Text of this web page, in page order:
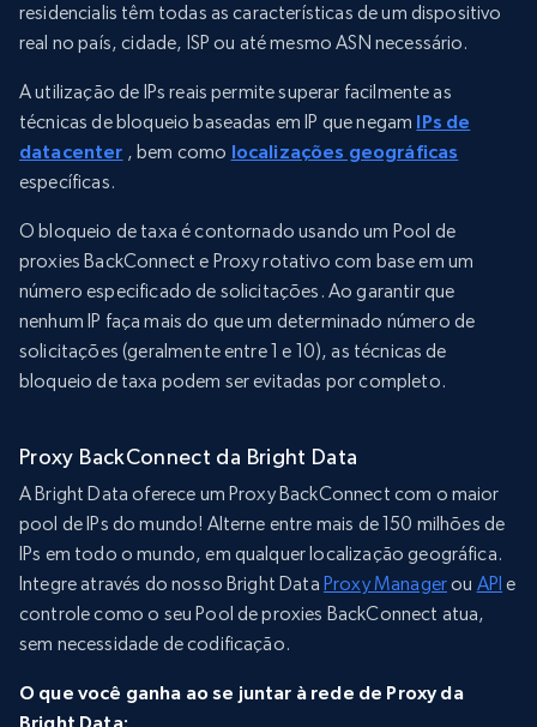
residencialis têm todas as características de um dispositivo
real no país, cidade, ISP ou até mesmo ASN necessário.
A utilização de IPs reais permite superar facilmente as
técnicas de bloqueio baseadas em IP que negam IPs de
datacenter , bem como localizações geográficas
específicas.
O bloqueio de taxa é contornado usando um Pool de
proxies BackConnect e Proxy rotativo com base em um
número especificado de solicitações. Ao garantir que
nenhum IP faça mais do que um determinado número de
solicitações (geralmente entre 1 e 10), as técnicas de
bloqueio de taxa podem ser evitadas por completo.
Proxy BackConnect da Bright Data
A Bright Data oferece um Proxy BackConnect com o maior
pool de IPs do mundo! Alterne entre mais de 150 milhões de
IPs em todo o mundo, em qualquer localização geográfica.
Integre através do nosso Bright Data Proxy Managerou API e
controle como o seu Pool de proxies BackConnect atua,
sem necessidade de codificação.
O que você ganha ao se juntar à rede de Proxy da
Bright Data: